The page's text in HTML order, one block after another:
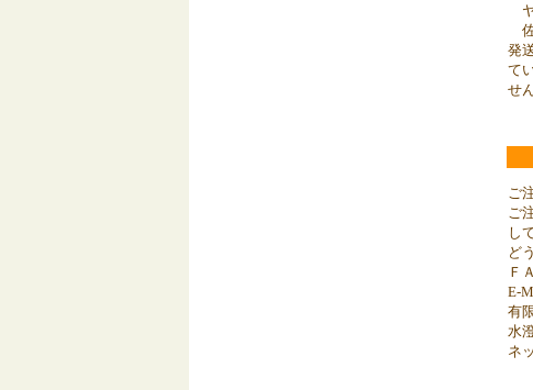
ヤ
佐
発
て
せん
ご
ご
し
ど
Ｆ
E-
有
水
ネ